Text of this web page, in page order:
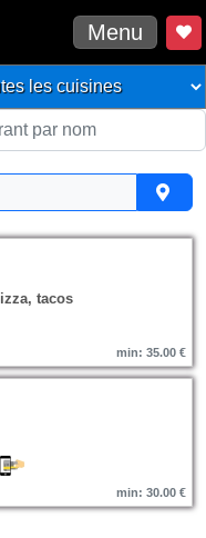
Menu
tacos
min: 35.00 €
min: 30.00 €